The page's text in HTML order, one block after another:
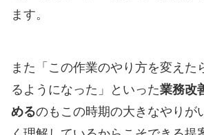
ます。
また「この作業のやり方を変えた
るようになった」といった業務改
めるのもこの時期の大きなやりが